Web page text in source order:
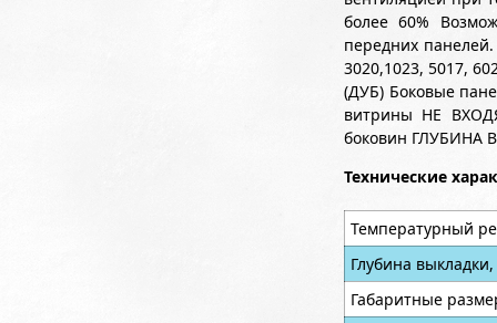
более 60%
передних
3020,1023, 5017,
(ДУБ) Боковые
витрины НЕ
боковин
Технические
Температурный
Глубина
Габаритные